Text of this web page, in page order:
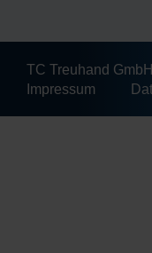
TC Treuhand
Impressum